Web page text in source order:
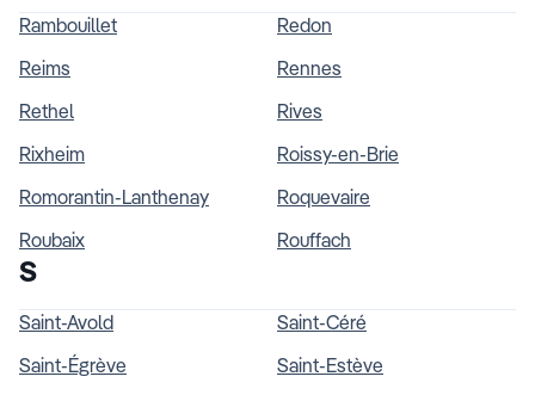
Rambouillet
Redon
Reims
Rennes
Rethel
Rives
Rixheim
Roissy-en-Brie
Romorantin-Lanthenay
Roquevaire
Roubaix
Rouffach
S
Saint-Avold
Saint-Céré
Saint-Égrève
Saint-Estève